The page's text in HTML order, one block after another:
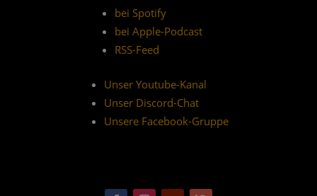
bei Spotify
bei Apple-Podcast
RSS-Feed
Unser Youtube-Kanal
Unser Discord-Chat
Unsere Facebook-Gruppe